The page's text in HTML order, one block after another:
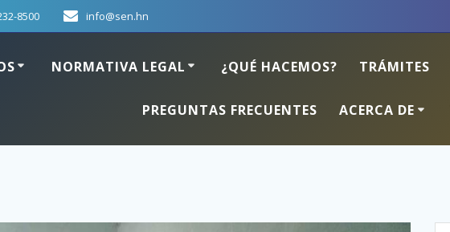
8500 info@sen.hn
NORMATIVA LEGAL ¿QUÉ HACEMOS? TRÁMITES
PREGUNTAS FRECUENTES ACERCA DE